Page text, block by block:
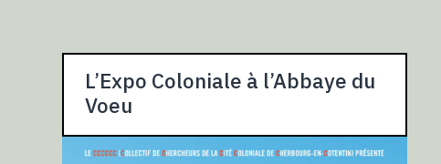
L’Expo Coloniale à l’Abbaye du
Voeu